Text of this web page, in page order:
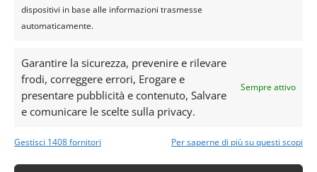
dispositivi in base alle informazioni trasmesse
automaticamente.
Garantire la sicurezza, prevenire e rilevare
frodi, correggere errori, Erogare e
presentare pubblicità e contenuto, Salvare
e comunicare le scelte sulla privacy.
Sempre attivo
Gestisci 1408 fornitori Per saperne di più su questi scopi
ENTRA NEL VIAGGIO
Scalda il motore della tua auto e scoprirai la strada